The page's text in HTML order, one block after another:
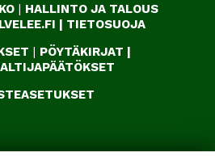
| HALLINTO JA TALOUS
| TIETOSUOJA
| PÖYTÄKIRJAT |